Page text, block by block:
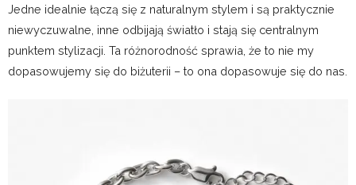
Jedne idealnie łączą się z naturalnym stylem i są praktycznie
niewyczuwalne, inne odbijają światło i stają się centralnym
punktem stylizacji. Ta różnorodność sprawia, że to nie my
dopasowujemy się do biżuterii – to ona dopasowuje się do nas.